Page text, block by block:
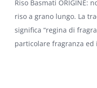
Riso Basmati ORIGINE:
riso a grano lungo. La
significa “regina di
particolare fragranza ed